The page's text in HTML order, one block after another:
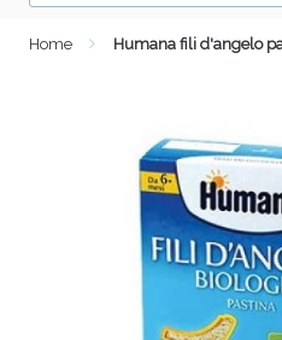
Home Humana fili d'angelo
Salini e Multivitaminici: